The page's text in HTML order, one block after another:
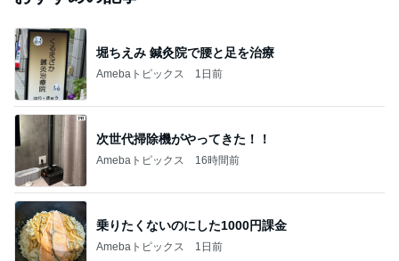
堀ちえみ 鍼灸院で腰と足を治療
Amebaトピックス 1日前
次世代掃除機がやってきた！！
Amebaトピックス 16時間前
乗りたくないのにした1000円課金
Amebaトピックス 1日前